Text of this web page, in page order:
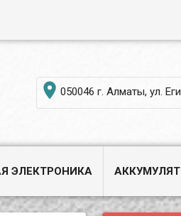
 050046 г. Алматы, ул.
ЭЛЕКТРОНИКА